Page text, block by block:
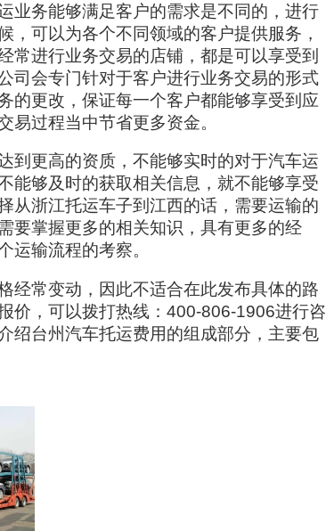
业务能够满足客户的需求是不同的，进行
，可以为各个不同领域的客户提供服务，
常进行业务交易的店铺，都是可以享受到
司会专门针对于客户进行业务交易的形式
的更改，保证每一个客户都能够享受到应
易过程当中节省更多资金。
到更高的资质，不能够实时的对于汽车运
能够及时的获取相关信息，就不能够享受
从浙江托运车子到江西的话，需要运输的
要掌握更多的相关知识，具有更多的经
运输流程的考察。
经常变动，因此不适合在此发布具体的路
价，可以拨打热线：400-806-1906进行咨
绍台州汽车托运费用的组成部分，主要包